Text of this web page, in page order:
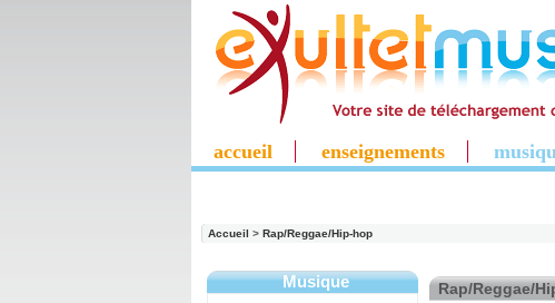
accueil enseignements
Accueil > Rap/Reggae/Hip-hop
Musique Rap/Reggae/